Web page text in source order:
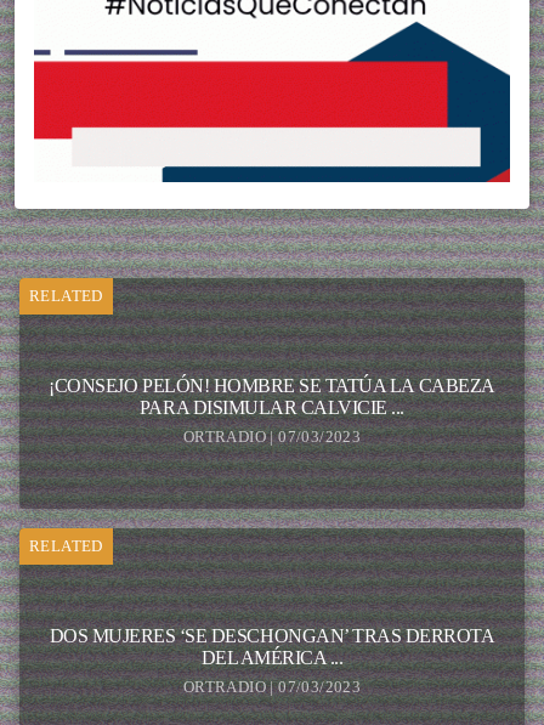
RELATED
¡CONSEJO PELÓN! HOMBRE SE TATÚA LA CABEZA
PARA DISIMULAR CALVICIE ...
ORTRADIO | 07/03/2023
RELATED
DOS MUJERES ‘SE DESCHONGAN’ TRAS DERROTA
DEL AMÉRICA ...
ORTRADIO | 07/03/2023